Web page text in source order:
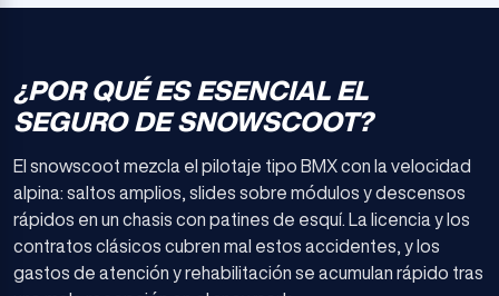
¿POR QUÉ ES ESENCIAL EL
SEGURO DE SNOWSCOOT?
El snowscoot mezcla el pilotaje tipo BMX con la velocidad
alpina: saltos amplios, slides sobre módulos y descensos
rápidos en un chasis con patines de esquí. La licencia y los
contratos clásicos cubren mal estos accidentes, y los
gastos de atención y rehabilitación se acumulan rápido tras